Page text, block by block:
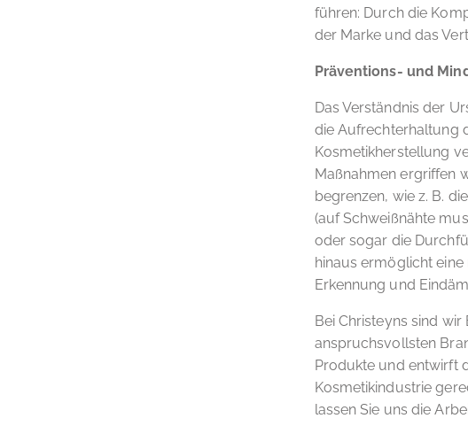
führen: Durch die
der Marke und das
Präventions- und
Das Verständnis der
die Aufrechterhaltung
Kosmetikherstellung
Maßnahmen ergriffen
begrenzen, wie z. B.
(auf Schweißnähte
oder sogar die
hinaus ermöglicht
Erkennung und
Bei Christeyns sind
anspruchsvollsten
Produkte und entwirft
Kosmetikindustrie
lassen Sie uns die